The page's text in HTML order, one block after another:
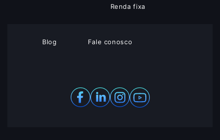
Renda fixa
Blog Fale conosco